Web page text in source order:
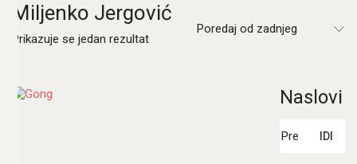
Miljenko Jergović
Prikazuje se jedan rezultat
Poredaj od zadnjeg
Naslovi
IDI